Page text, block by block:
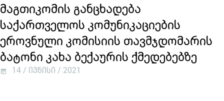
მაგთიკომის განცხადება
საქართველოს კომუნიკაციების
ეროვნული კომისიის თავმჯდომარის
ბატონი კახა ბექაურის ქმედებებზე
14 / ივნისი / 2021